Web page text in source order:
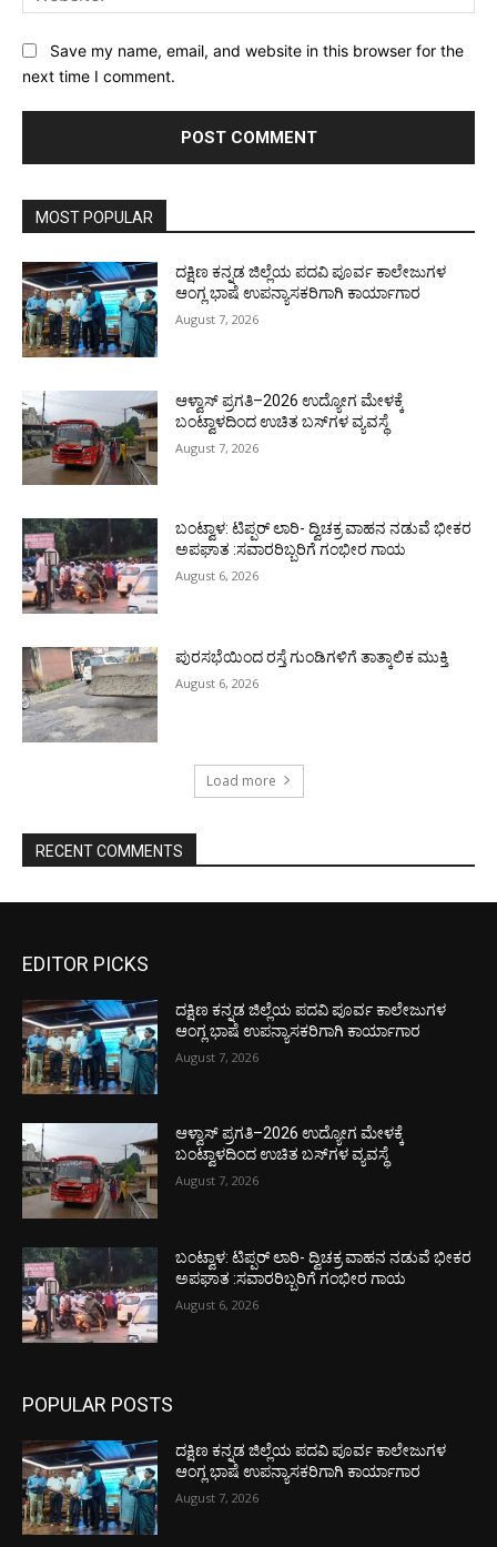
Save my name, email, and website in this browser for the
next time I comment.
MOST POPULAR
ದಕ್ಷಿಣ ಕನ್ನಡ ಜಿಲ್ಲೆಯ ಪದವಿ ಪೂರ್ವ ಕಾಲೇಜುಗಳ
ಆಂಗ್ಲ ಭಾಷೆ ಉಪನ್ಯಾಸಕರಿಗಾಗಿ ಕಾರ್ಯಾಗಾರ
August 7, 2026
ಆಳ್ವಾಸ್ ಪ್ರಗತಿ–2026 ಉದ್ಯೋಗ ಮೇಳಕ್ಕೆ
ಬಂಟ್ವಾಳದಿಂದ ಉಚಿತ ಬಸ್‌ಗಳ ವ್ಯವಸ್ಥೆ
August 7, 2026
ಬಂಟ್ವಾಳ: ಟಿಪ್ಪರ್ ಲಾರಿ- ದ್ವಿಚಕ್ರ ವಾಹನ ನಡುವೆ ಭೀಕರ
ಅಪಘಾತ :ಸವಾರರಿಬ್ಬರಿಗೆ ಗಂಭೀರ ಗಾಯ
August 6, 2026
ಪುರಸಭೆಯಿಂದ ರಸ್ತೆ ಗುಂಡಿಗಳಿಗೆ ತಾತ್ಕಾಲಿಕ ಮುಕ್ತಿ
August 6, 2026
Load more
RECENT COMMENTS
EDITOR PICKS
ದಕ್ಷಿಣ ಕನ್ನಡ ಜಿಲ್ಲೆಯ ಪದವಿ ಪೂರ್ವ ಕಾಲೇಜುಗಳ
ಆಂಗ್ಲ ಭಾಷೆ ಉಪನ್ಯಾಸಕರಿಗಾಗಿ ಕಾರ್ಯಾಗಾರ
August 7, 2026
ಆಳ್ವಾಸ್ ಪ್ರಗತಿ–2026 ಉದ್ಯೋಗ ಮೇಳಕ್ಕೆ
ಬಂಟ್ವಾಳದಿಂದ ಉಚಿತ ಬಸ್‌ಗಳ ವ್ಯವಸ್ಥೆ
August 7, 2026
ಬಂಟ್ವಾಳ: ಟಿಪ್ಪರ್ ಲಾರಿ- ದ್ವಿಚಕ್ರ ವಾಹನ ನಡುವೆ ಭೀಕರ
ಅಪಘಾತ :ಸವಾರರಿಬ್ಬರಿಗೆ ಗಂಭೀರ ಗಾಯ
August 6, 2026
POPULAR POSTS
ದಕ್ಷಿಣ ಕನ್ನಡ ಜಿಲ್ಲೆಯ ಪದವಿ ಪೂರ್ವ ಕಾಲೇಜುಗಳ
ಆಂಗ್ಲ ಭಾಷೆ ಉಪನ್ಯಾಸಕರಿಗಾಗಿ ಕಾರ್ಯಾಗಾರ
August 7, 2026